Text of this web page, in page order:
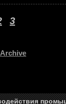
3
Archive